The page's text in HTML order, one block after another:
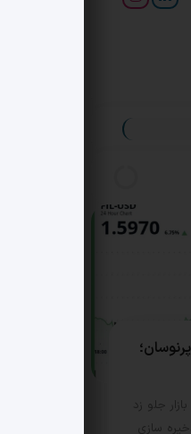
پرنوسان؛
6 درصدی از بازار جلو زد
سازی